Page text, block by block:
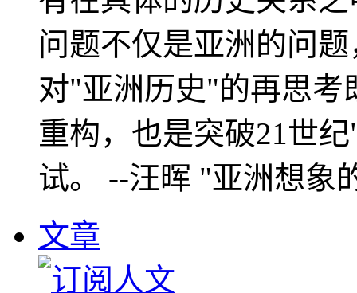
问题不仅是亚洲的问
对"亚洲历史"的再思考
重构，也是突破21世
试。 --汪晖 "亚洲想象
文章